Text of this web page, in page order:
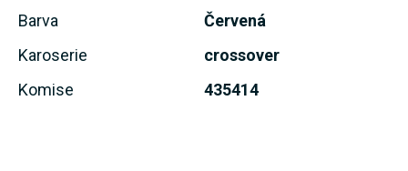
Barva
Červená
Karoserie
crossover
Komise
435414